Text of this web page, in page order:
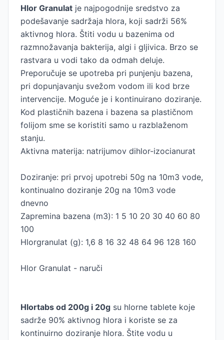
Hlor Granulat je najpogodnije sredstvo za
podešavanje sadržaja hlora, koji sadrži 56%
aktivnog hlora. Štiti vodu u bazenima od
razmnožavanja bakterija, algi i gljivica. Brzo se
rastvara u vodi tako da odmah deluje.
Preporučuje se upotreba pri punjenju bazena,
pri dopunjavanju svežom vodom ili kod brze
intervencije. Moguće je i kontinuirano doziranje.
Kod plastičnih bazena i bazena sa plastičnom
folijom sme se koristiti samo u razblaženom
stanju.
Aktivna materija: natrijumov dihlor-izocianurat
Doziranje: pri prvoj upotrebi 50g na 10m3 vode,
kontinualno doziranje 20g na 10m3 vode
dnevno
Zapremina bazena (m3): 1 5 10 20 30 40 60 80
100
Hlorgranulat (g): 1,6 8 16 32 48 64 96 128 160
Hlor Granulat - naruči
Hlortabs od 200g i 20g su hlorne tablete koje
sadrže 90% aktivnog hlora i koriste se za
kontinuirno doziranje hlora. Štite vodu u